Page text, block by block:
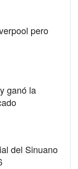
pero
ganó la
del Sinuano